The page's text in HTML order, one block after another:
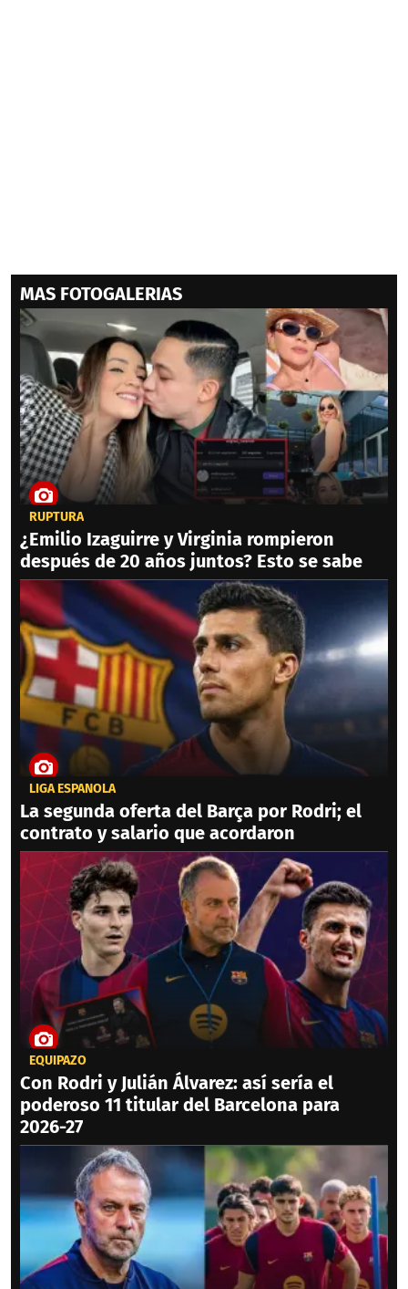
MAS FOTOGALERIAS
RUPTURA
¿Emilio Izaguirre y Virginia rompieron
después de 20 años juntos? Esto se sabe
LIGA ESPAÑOLA
La segunda oferta del Barça por Rodri; el
contrato y salario que acordaron
EQUIPAZO
Con Rodri y Julián Álvarez: así sería el
poderoso 11 titular del Barcelona para
2026-27